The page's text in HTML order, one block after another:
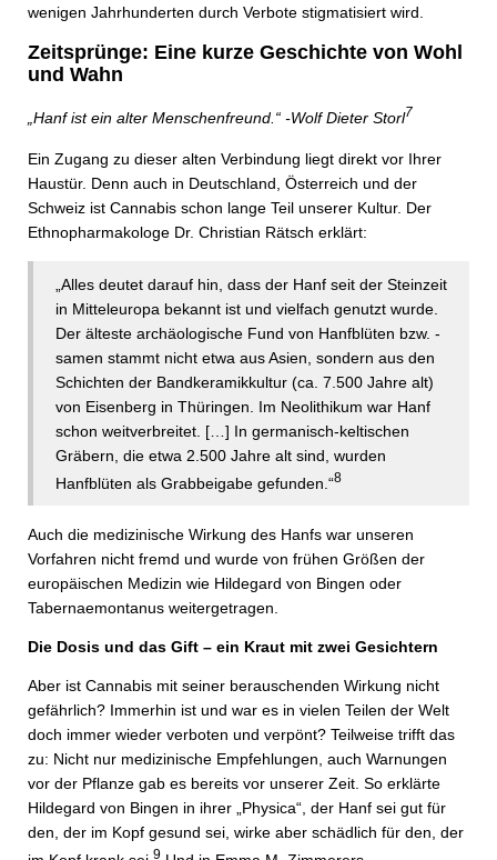
wenigen Jahrhunderten durch Verbote stigmatisiert wird.
Zeitsprünge: Eine kurze Geschichte von Wohl
und Wahn
„Hanf ist ein alter Menschenfreund.“ -Wolf Dieter Storl7
Ein Zugang zu dieser alten Verbindung liegt direkt vor Ihrer
Haustür. Denn auch in Deutschland, Österreich und der
Schweiz ist Cannabis schon lange Teil unserer Kultur. Der
Ethnopharmakologe Dr. Christian Rätsch erklärt:
„Alles deutet darauf hin, dass der Hanf seit der Steinzeit
in Mitteleuropa bekannt ist und vielfach genutzt wurde.
Der älteste archäologische Fund von Hanfblüten bzw. -
samen stammt nicht etwa aus Asien, sondern aus den
Schichten der Bandkeramikkultur (ca. 7.500 Jahre alt)
von Eisenberg in Thüringen. Im Neolithikum war Hanf
schon weitverbreitet. […] In germanisch-keltischen
Gräbern, die etwa 2.500 Jahre alt sind, wurden
Hanfblüten als Grabbeigabe gefunden.“8
Auch die medizinische Wirkung des Hanfs war unseren
Vorfahren nicht fremd und wurde von frühen Größen der
europäischen Medizin wie Hildegard von Bingen oder
Tabernaemontanus weitergetragen.
Die Dosis und das Gift – ein Kraut mit zwei Gesichtern
Aber ist Cannabis mit seiner berauschenden Wirkung nicht
gefährlich? Immerhin ist und war es in vielen Teilen der Welt
doch immer wieder verboten und verpönt? Teilweise trifft das
zu: Nicht nur medizinische Empfehlungen, auch Warnungen
vor der Pflanze gab es bereits vor unserer Zeit. So erklärte
Hildegard von Bingen in ihrer „Physica“, der Hanf sei gut für
den, der im Kopf gesund sei, wirke aber schädlich für den, der
9